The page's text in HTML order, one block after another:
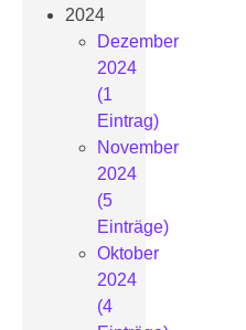
2024
Dezember
2024
(1
Eintrag)
November
2024
(5
Einträge)
Oktober
2024
(4